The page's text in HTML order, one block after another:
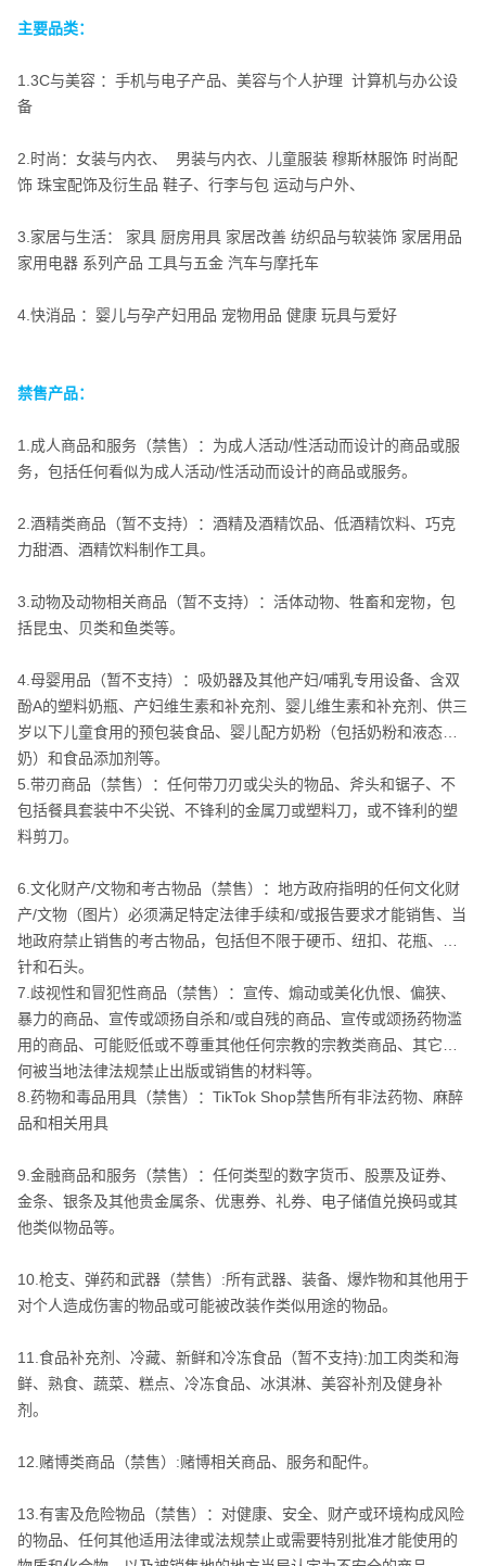
主要品类：
1.3C与美容​ ：手机与电子产品、美容与个人护理​ ​ 计算机与办公设
备
2.时尚​：女装与内衣、 男装与内衣、儿童服装​ 穆斯林服饰​ 时尚配
饰​ 珠宝配饰及衍生品​ 鞋子​、行李与包​ 运动与户外、
3.家居与生活​： 家具​ 厨房用具​ 家居改善​ 纺织品与软装饰​ 家居用品​
家用电器​ 系列产品​ 工具与五金​ 汽车与摩托车
4.快消品​ ：婴儿与孕产妇用品​ 宠物用品​ 健康​ 玩具与爱好​ ​
禁售产品：
1.成人商品和服务（禁售）：为成人活动/性活动而设计的商品或服
务，包括任何看似为成人活动/性活动而设计的商品或服务。
2.酒精类商品（暂不支持）：酒精及酒精饮品、低酒精饮料、巧克
力甜酒、酒精饮料制作工具。
3.动物及动物相关商品（暂不支持）：活体动物、牲畜和宠物，包
括昆虫、贝类和鱼类等。
4.母婴用品（暂不支持）：吸奶器及其他产妇/哺乳专用设备、含双
酚A的塑料奶瓶、产妇维生素和补充剂、婴儿维生素和补充剂、供三
岁以下儿童食用的预包装食品、婴儿配方奶粉（包括奶粉和液态
奶）和食品添加剂等。
5.带刃商品（禁售）：任何带刀刃或尖头的物品、斧头和锯子、不
包括餐具套装中不尖锐、不锋利的金属刀或塑料刀，或不锋利的塑
料剪刀。
6.文化财产/文物和考古物品（禁售）：地方政府指明的任何文化财
产/文物（图片）必须满足特定法律手续和/或报告要求才能销售、当
地政府禁止销售的考古物品，包括但不限于硬币、纽扣、花瓶、顶
针和石头。
7.歧视性和冒犯性商品（禁售）：宣传、煽动或美化仇恨、偏狭、
暴力的商品、宣传或颂扬自杀和/或自残的商品、宣传或颂扬药物滥
用的商品、可能贬低或不尊重其他任何宗教的宗教类商品、其它任
何被当地法律法规禁止出版或销售的材料等。
8.药物和毒品用具（禁售）：TikTok Shop禁售所有非法药物、麻醉
品和相关用具
9.金融商品和服务（禁售）：任何类型的数字货币、股票及证券、
金条、银条及其他贵金属条、优惠券、礼券、电子储值兑换码或其
他类似物品等。
10.枪支、弹药和武器（禁售）:所有武器、装备、爆炸物和其他用于
对个人造成伤害的物品或可能被改装作类似用途的物品。
11.食品补充剂、冷藏、新鲜和冷冻食品（暂不支持):加工肉类和海
鲜、熟食、蔬菜、糕点、冷冻食品、冰淇淋、美容补剂及健身补
剂。
12.赌博类商品（禁售）:赌博相关商品、服务和配件。
13.有害及危险物品（禁售）：对健康、安全、财产或环境构成风险
的物品、任何其他适用法律或法规禁止或需要特别批准才能使用的
主要品类：
禁售产品：